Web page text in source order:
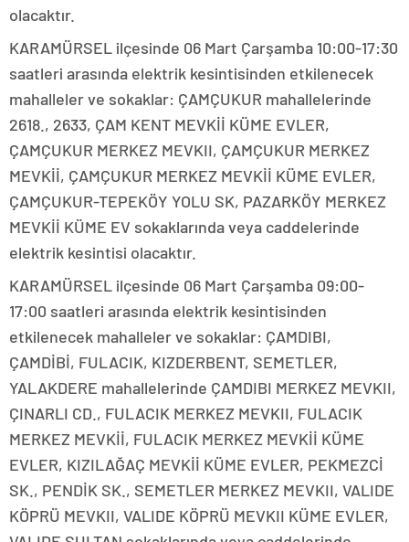
olacaktır.
KARAMÜRSEL ilçesinde 06 Mart Çarşamba 10:00-17:30
saatleri arasında elektrik kesintisinden etkilenecek
mahalleler ve sokaklar: ÇAMÇUKUR mahallelerinde
2618., 2633, ÇAM KENT MEVKİİ KÜME EVLER,
ÇAMÇUKUR MERKEZ MEVKII, ÇAMÇUKUR MERKEZ
MEVKİİ, ÇAMÇUKUR MERKEZ MEVKİİ KÜME EVLER,
ÇAMÇUKUR-TEPEKÖY YOLU SK, PAZARKÖY MERKEZ
MEVKİİ KÜME EV sokaklarında veya caddelerinde
elektrik kesintisi olacaktır.
KARAMÜRSEL ilçesinde 06 Mart Çarşamba 09:00-
17:00 saatleri arasında elektrik kesintisinden
etkilenecek mahalleler ve sokaklar: ÇAMDIBI,
ÇAMDİBİ, FULACIK, KIZDERBENT, SEMETLER,
YALAKDERE mahallelerinde ÇAMDIBI MERKEZ MEVKII,
ÇINARLI CD., FULACIK MERKEZ MEVKII, FULACIK
MERKEZ MEVKİİ, FULACIK MERKEZ MEVKİİ KÜME
EVLER, KIZILAĞAÇ MEVKİİ KÜME EVLER, PEKMEZCİ
SK., PENDİK SK., SEMETLER MERKEZ MEVKII, VALIDE
KÖPRÜ MEVKII, VALIDE KÖPRÜ MEVKII KÜME EVLER,